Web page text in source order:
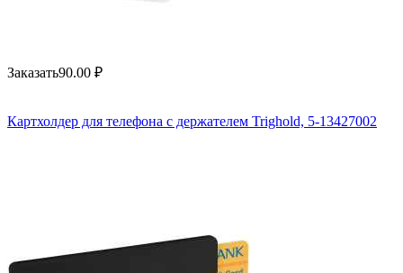
Заказать90.00 ₽
Картхолдер для телефона с держателем Trighold, 5-13427002